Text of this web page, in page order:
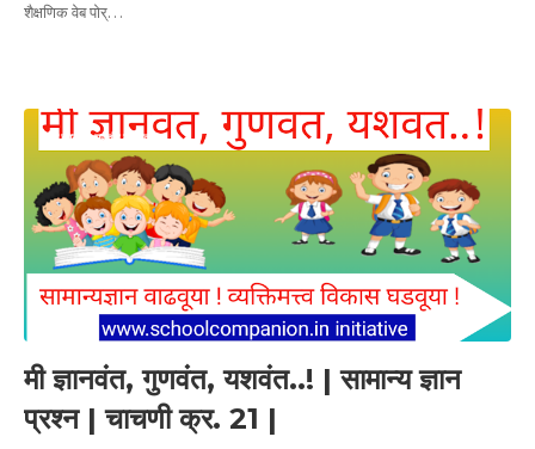
शैक्षणिक वेब पोर्…
मी ज्ञानवंत गुणवंत यशवंत
मी ज्ञानवंत, गुणवंत, यशवंत..! | सामान्य ज्ञान
प्रश्न | चाचणी क्र. 21 |